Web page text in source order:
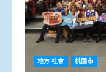
地方.社會 桃園市